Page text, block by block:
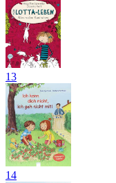
13
14